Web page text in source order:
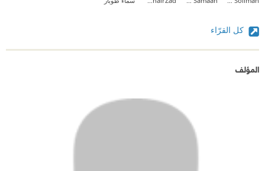
كل القرّاء
المؤلف